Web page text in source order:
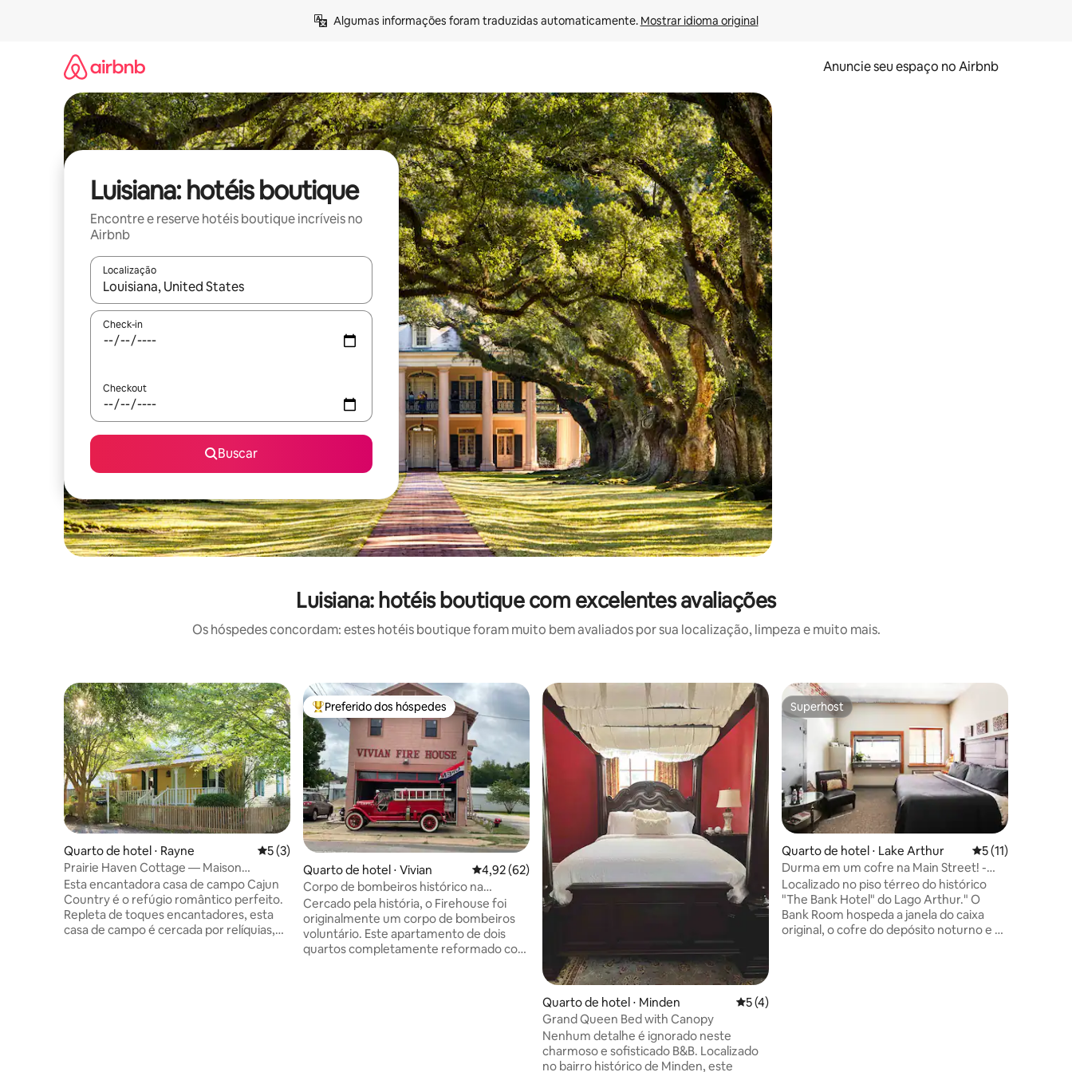
Algumas informações foram traduzidas automaticamente. Mostrar idioma original
Anuncie seu espaço no Airbnb
Luisiana: hotéis boutique
Encontre e reserve hotéis boutique incríveis no
Airbnb
Localização
Quando os resultados estiverem disponíveis, explore-os usando as seta para cima e para baixo do teclado ou tocando e deslizando o dedo na tela.
Check-in
Checkout
Buscar
Luisiana: hotéis boutique com excelentes avaliações
Os hóspedes concordam: estes hotéis boutique foram muito bem avaliados por sua localização, limpeza e muito mais.
Quarto de hotel ⋅ Rayne 5 de uma avaliação média de 5, 3 avaliações
5 (3)
Prairie Haven Cottage — Maison
D'Memoire B&B Cottages
Esta encantadora casa de campo Cajun
Country é o refúgio romântico perfeito.
Repleta de toques encantadores, esta
casa de campo é cercada por relíquias,
Entre os melhores preferidos dos hóspedes
Preferido dos hóspedes
Quarto de hotel ⋅ Vivian 4,92 de uma avaliação média de 5, 62 avaliações
4,92 (62)
Corpo de bombeiros histórico na
encantadora cidadezinha americana.
Cercado pela história, o Firehouse foi
originalmente um corpo de bombeiros
voluntário. Este apartamento de dois
quartos completamente reformado com
Quarto de hotel ⋅ Minden 5 de uma avaliação média de 5, 4 avaliações
5 (4)
Grand Queen Bed with Canopy
Nenhum detalhe é ignorado neste
charmoso e sofisticado B&B. Localizado
no bairro histórico de Minden, este
Superhost
Superhost
Quarto de hotel ⋅ Lake Arthur 5 de uma
5 (11)
Durma em um cofre na Main Street! -
The Bank Hotel.
Localizado no piso térreo do histórico
"The Bank Hotel" do Lago Arthur." O
Bank Room hospeda a janela do caixa
original, o cofre do depósito noturno e a